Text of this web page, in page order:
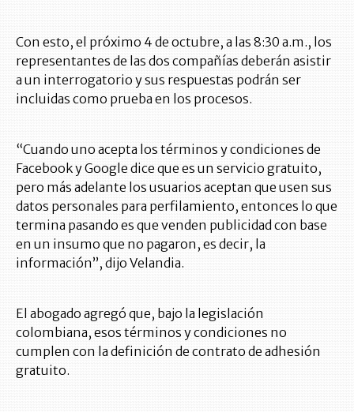
Con esto, el próximo 4 de octubre, a las 8:30 a.m., los
representantes de las dos compañías deberán asistir
a un interrogatorio y sus respuestas podrán ser
incluidas como prueba en los procesos.
“Cuando uno acepta los términos y condiciones de
Facebook y Google dice que es un servicio gratuito,
pero más adelante los usuarios aceptan que usen sus
datos personales para perfilamiento, entonces lo que
termina pasando es que venden publicidad con base
en un insumo que no pagaron, es decir, la
información”, dijo Velandia.
El abogado agregó que, bajo la legislación
colombiana, esos términos y condiciones no
cumplen con la definición de contrato de adhesión
gratuito.